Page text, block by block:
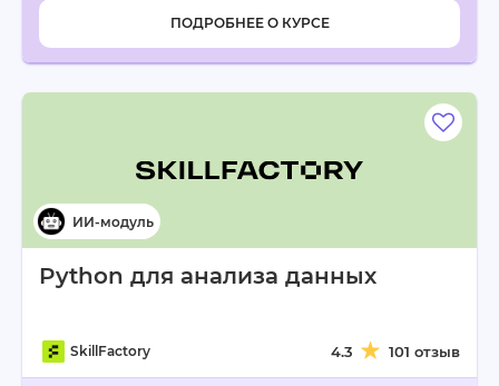
ПОДРОБНЕЕ О КУРСЕ
Python для анализа данных
SkillFactory 4.3 101 отзыв